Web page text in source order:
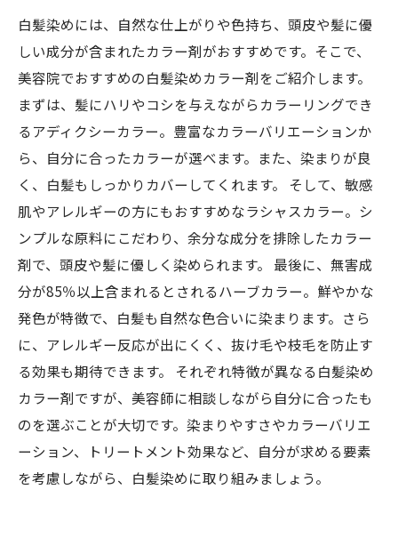
白髪染めには、自然な仕上がりや色持ち、頭皮や髪に優
しい成分が含まれたカラー剤がおすすめです。そこで、
美容院でおすすめの白髪染めカラー剤をご紹介します。
まずは、髪にハリやコシを与えながらカラーリングでき
るアディクシーカラー。豊富なカラーバリエーションか
ら、自分に合ったカラーが選べます。また、染まりが良
く、白髪もしっかりカバーしてくれます。 そして、敏感
肌やアレルギーの方にもおすすめなラシャスカラー。シ
ンプルな原料にこだわり、余分な成分を排除したカラー
剤で、頭皮や髪に優しく染められます。 最後に、無害成
分が85％以上含まれるとされるハーブカラー。鮮やかな
発色が特徴で、白髪も自然な色合いに染まります。さら
に、アレルギー反応が出にくく、抜け毛や枝毛を防止す
る効果も期待できます。 それぞれ特徴が異なる白髪染め
カラー剤ですが、美容師に相談しながら自分に合ったも
のを選ぶことが大切です。染まりやすさやカラーバリエ
ーション、トリートメント効果など、自分が求める要素
を考慮しながら、白髪染めに取り組みましょう。